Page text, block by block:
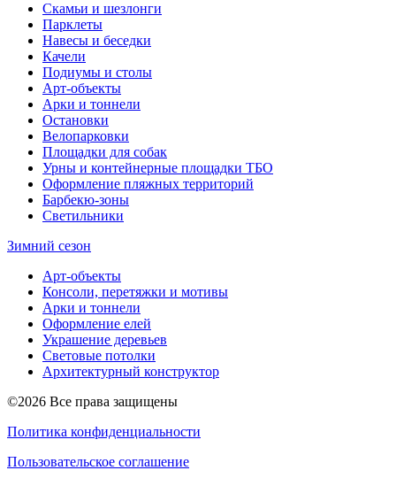
Скамьи и шезлонги
Парклеты
Навесы и беседки
Качели
Подиумы и столы
Арт-объекты
Арки и тоннели
Остановки
Велопарковки
Площадки для собак
Урны и контейнерные площадки ТБО
Оформление пляжных территорий
Барбекю-зоны
Светильники
Зимний сезон
Арт-объекты
Консоли, перетяжки и мотивы
Арки и тоннели
Оформление елей
Украшение деревьев
Световые потолки
Архитектурный конструктор
©2026 Все права защищены
Политика конфиденциальности
Пользовательское соглашение